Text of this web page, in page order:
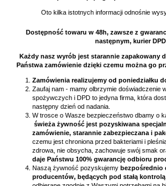
Oto kilka istotnych informacji odnośnie
Dostępność towaru w 48h, zawsze z
następnym, kurier
Każdy nasz wyrób jest starannie zapakowany
Państwa zamówienie dzięki czemu można go
Zamówienia realizujemy od poniedziałku
Zaufaj nam - mamy olbrzymie doświadczenie
spożywczych i DPD to jedyna firma, która
następny dzień od nadania.
W trosce o Wasze bezpieczeństwo dbamy o
świeża żywność jest pozyskiwana
zamówienie, starannie zabezpieczana i
czemu jest chroniona przed bakteriami i
zdrowa, nie obsycha, zachowuje swój smak
daje Państwu 100% gwarancję odbioru
Naszą żywność pozyskujemy bezpośrednio
producentów, będących pod stałą